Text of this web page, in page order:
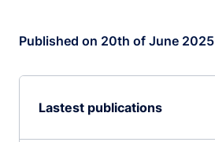
Published on 20th of June 2025
Lastest publications